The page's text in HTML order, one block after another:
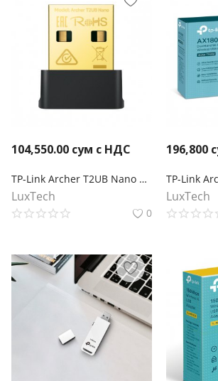
104,550.00 сум с НДС
TP-Link Archer T2UB Nano Сверхкомпактный двухдиапазонный USB‑адаптер с поддержкой Wi‑Fi AC600 и Bluetooth 4.2
LuxTech
0
196,800
LuxTech